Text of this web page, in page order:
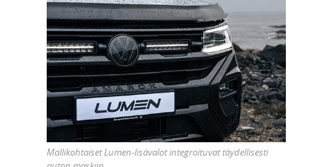
Mallikohtaiset Lumen-lisävalot integroituvat täydellisesti